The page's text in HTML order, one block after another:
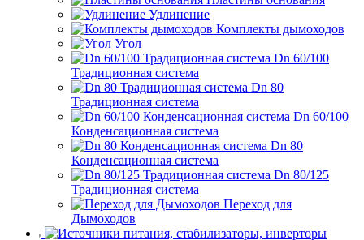
Удлинение
Комплекты дымоходов
Угол
Dn 60/100
Традиционная система
Dn 80
Традиционная система
Dn 60/100
Конденсационная система
Dn 80
Конденсационная система
Dn 80/125
Традиционная система
Переход для
Дымоходов